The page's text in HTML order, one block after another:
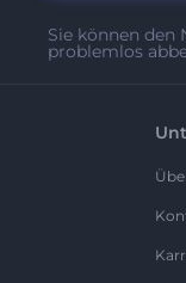
Sie können den
problemlos